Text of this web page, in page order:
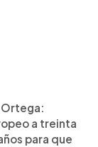
a treinta
para que